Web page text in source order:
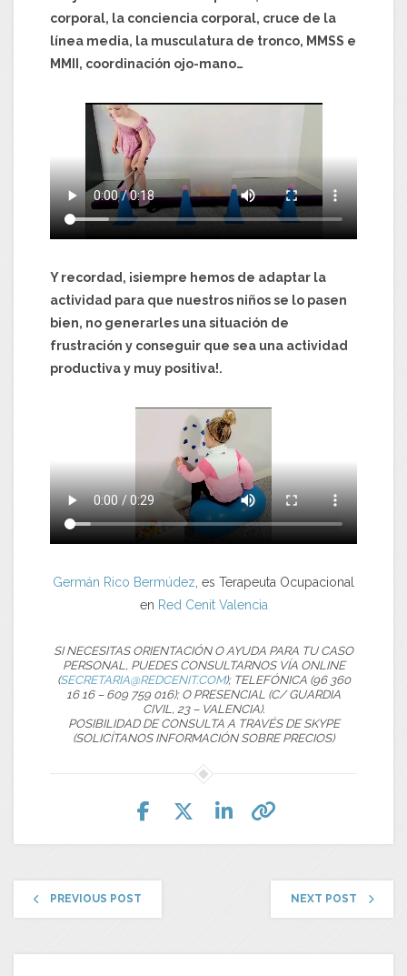
corporal, la conciencia corporal, cruce de la
línea media, la musculatura de tronco, MMSS e
MMII, coordinación ojo-mano…
Y recordad, ¡siempre hemos de adaptar la
actividad para que nuestros niños se lo pasen
bien, no generarles una situación de
frustración y conseguir que sea una actividad
productiva y muy positiva!.
Germán Rico Bermúdez , es Terapeuta Ocupacional
en Red Cenit Valencia
SI NECESITAS ORIENTACIÓN O AYUDA PARA TU CASO
PERSONAL, PUEDES CONSULTARNOS VÍA ONLINE
(SECRETARIA@REDCENIT.COM); TELEFÓNICA (96 360
16 16 – 609 759 016); O PRESENCIAL (C/ GUARDIA
CIVIL, 23 – VALENCIA).
POSIBILIDAD DE CONSULTA A TRAVÉS DE SKYPE
(SOLICÍTANOS INFORMACIÓN SOBRE PRECIOS)
PREVIOUS POST NEXT POST